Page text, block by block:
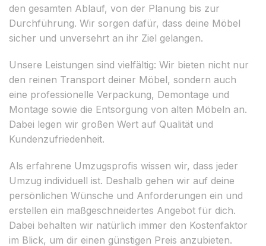
den gesamten Ablauf, von der Planung bis zur
Durchführung. Wir sorgen dafür, dass deine Möbel
sicher und unversehrt an ihr Ziel gelangen.
Unsere Leistungen sind vielfältig: Wir bieten nicht nur
den reinen Transport deiner Möbel, sondern auch
eine professionelle Verpackung, Demontage und
Montage sowie die Entsorgung von alten Möbeln an.
Dabei legen wir großen Wert auf Qualität und
Kundenzufriedenheit.
Als erfahrene Umzugsprofis wissen wir, dass jeder
Umzug individuell ist. Deshalb gehen wir auf deine
persönlichen Wünsche und Anforderungen ein und
erstellen ein maßgeschneidertes Angebot für dich.
Dabei behalten wir natürlich immer den Kostenfaktor
im Blick, um dir einen günstigen Preis anzubieten.